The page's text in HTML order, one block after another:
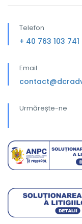
Telefon
+ 40 763 103 741
Email
Urmărește-ne